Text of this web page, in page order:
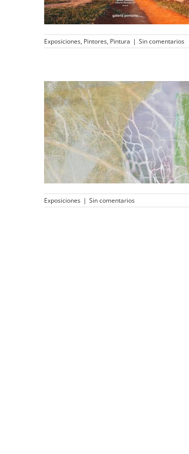
Exposiciones, Pintores, Pintura | Sin comentarios
DE ORDINIS NATURALIS
Exposiciones | Sin comentarios